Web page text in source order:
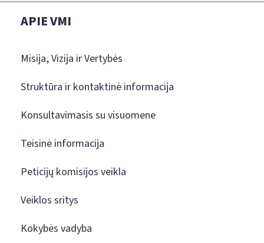
APIE VMI
Misija, Vizija ir Vertybės
Struktūra ir kontaktinė informacija
Konsultavimasis su visuomene
Teisinė informacija
Peticijų komisijos veikla
Veiklos sritys
Kokybės vadyba